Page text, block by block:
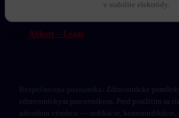
v stabilite elektródy.
Abbott – Leads
Zdravotnícke
zdravotníckym pracovníkom. Pred použitím sa
návodom výrobcu — indikácie, kontraindikácie,